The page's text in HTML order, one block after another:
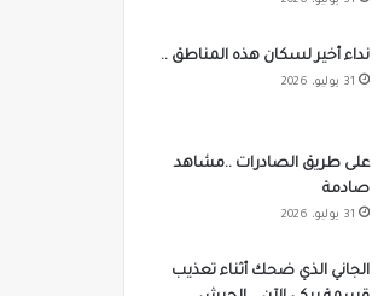
نداء أخير لسكان هذه المناطق ..
31 يوليو، 2026
على طريق الصادرات ..مشاهد
صادمة
31 يوليو، 2026
الجاني الذي ضحك أثناء تعذيب